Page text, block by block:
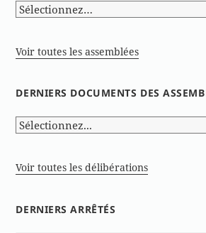
Voir toutes les assemblées
DERNIERS DOCUMENTS DES
Voir toutes les délibérations
DERNIERS ARRÊTÉS